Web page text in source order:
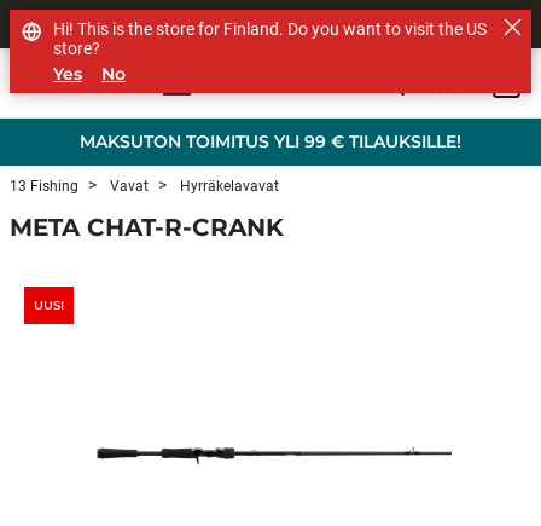
MAKSUTON TOIMITUS YLI 99 € TILAUKSILLE!
MUUT TUOTEMERKIT
13 Fishing Vavat Hyrräkelavavat
META CHAT-R-CRANK
UUSI
Hi! This is the store for Finland. Do you want to visit the US
store?
Yes No